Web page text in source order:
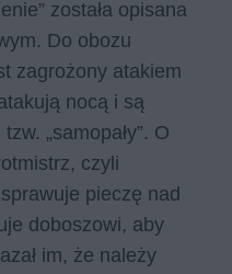
została opisana
Do obozu
zagrożony atakiem
nocą i są
„samopały”. O
czyli
pieczę nad
doboszowi, aby
im, że należy